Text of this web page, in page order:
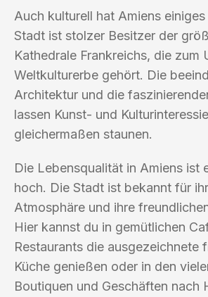
Auch kulturell hat Amiens
Stadt ist stolzer Besitzer der
Kathedrale Frankreichs, die zum
Weltkulturerbe gehört. Die
Architektur und die
lassen Kunst- und
gleichermaßen staunen.
Die Lebensqualität in Amiens ist
hoch. Die Stadt ist bekannt für
Atmosphäre und ihre
Hier kannst du in gemütlichen
Restaurants die ausgezeichnete
Küche genießen oder in den
Boutiquen und Geschäften nach